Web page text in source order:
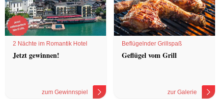
2 Nächte im Romantik Hotel
Jetzt gewinnen!
zum Gewinnspiel
Beflügelnder Grillspaß
Geflügel vom Grill
zur Galerie